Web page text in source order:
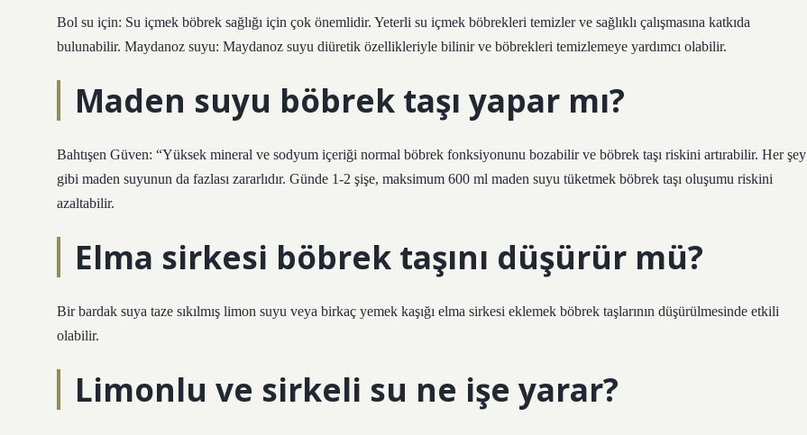
Bol su için: Su içmek böbrek sağlığı için çok önemlidir. Yeterli su içmek böbrekleri temizler ve sağlıklı çalışmasına katkıda
bulunabilir. Maydanoz suyu: Maydanoz suyu diüretik özellikleriyle bilinir ve böbrekleri temizlemeye yardımcı olabilir.
Maden suyu böbrek taşı yapar mı?
Bahtışen Güven: “Yüksek mineral ve sodyum içeriği normal böbrek fonksiyonunu bozabilir ve böbrek taşı riskini artırabilir. Her şey
gibi maden suyunun da fazlası zararlıdır. Günde 1-2 şişe, maksimum 600 ml maden suyu tüketmek böbrek taşı oluşumu riskini
azaltabilir.
Elma sirkesi böbrek taşını düşürür mü?
Bir bardak suya taze sıkılmış limon suyu veya birkaç yemek kaşığı elma sirkesi eklemek böbrek taşlarının düşürülmesinde etkili
olabilir.
Limonlu ve sirkeli su ne işe yarar?